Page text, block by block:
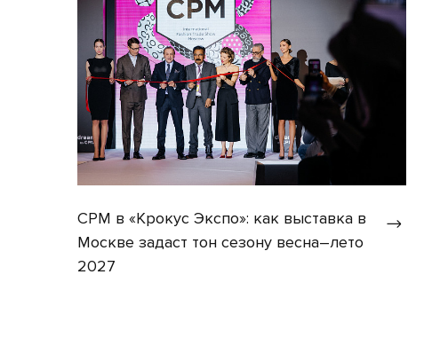
CPM в «Крокус Экспо»: как выставка в
Москве задаст тон сезону весна–лето
2027